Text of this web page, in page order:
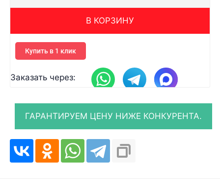
В КОРЗИНУ
Купить в 1 клик
Заказать через: